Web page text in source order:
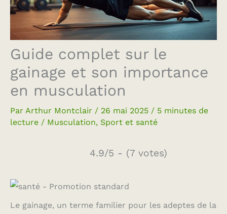
Guide complet sur le
gainage et son importance
en musculation
Par Arthur Montclair / 26 mai 2025 / 5 minutes de
lecture / Musculation, Sport et santé
4.9/5 - (7 votes)
Le gainage, un terme familier pour les adeptes de la